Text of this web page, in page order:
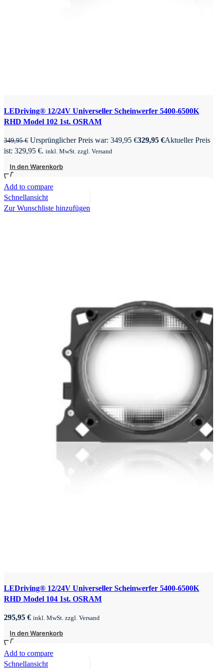
LEDriving® 12/24V Universeller Scheinwerfer 5400-6500K
RHD Model 102 1st. OSRAM
349,95€ Ursprünglicher Preis war: 349,95 €329,95 €Aktueller Preis
ist: 329,95 €. inkl. MwSt. zzgl. Versand
In den Warenkorb
Add to compare
Schnellansicht
Zur Wunschliste hinzufügen
LEDriving® 12/24V Universeller Scheinwerfer 5400-6500K
RHD Model 104 1st. OSRAM
295,95 € inkl. MwSt. zzgl. Versand
In den Warenkorb
Add to compare
Schnellansicht